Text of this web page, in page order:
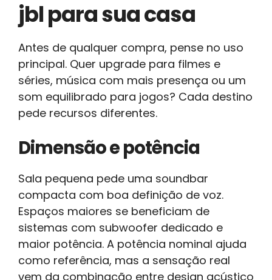
jbl para sua casa
Antes de qualquer compra, pense no uso
principal. Quer upgrade para filmes e
séries, música com mais presença ou um
som equilibrado para jogos? Cada destino
pede recursos diferentes.
Dimensão e potência
Sala pequena pede uma soundbar
compacta com boa definição de voz.
Espaços maiores se beneficiam de
sistemas com subwoofer dedicado e
maior potência. A potência nominal ajuda
como referência, mas a sensação real
vem da combinação entre design acústico